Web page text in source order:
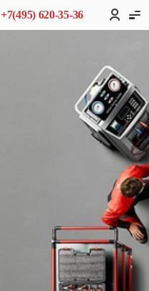
+7(495) 620-35-36